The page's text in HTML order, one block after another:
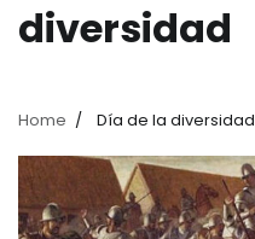
diversidad
Home Día de la diversidad